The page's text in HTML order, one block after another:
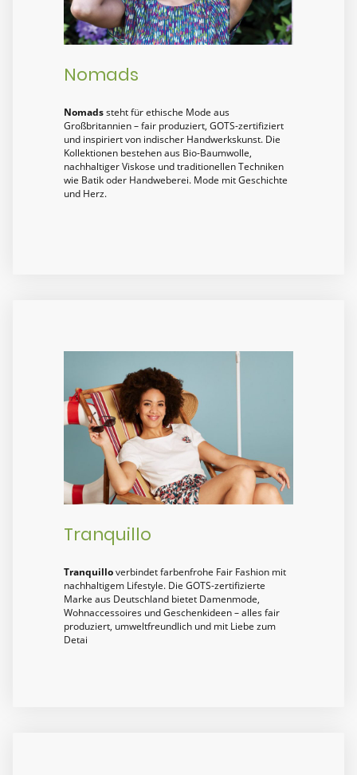
Nomads
Nomadssteht für ethische Mode aus
Großbritannien – fair produziert, GOTS-zertifiziert
und inspiriert von indischer Handwerkskunst. Die
Kollektionen bestehen aus Bio-Baumwolle,
nachhaltiger Viskose und traditionellen Techniken
wie Batik oder Handweberei. Mode mit Geschichte
und Herz.
Tranquillo
Tranquilloverbindet farbenfrohe Fair Fashion mit
nachhaltigem Lifestyle. Die GOTS-zertifizierte
Marke aus Deutschland bietet Damenmode,
Wohnaccessoires und Geschenkideen – alles fair
produziert, umweltfreundlich und mit Liebe zum
Detai